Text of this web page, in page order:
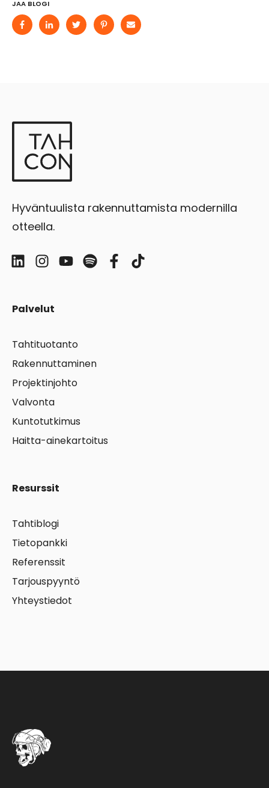
JAA BLOGI
Hyväntuulista rakennuttamista modernilla
otteella.
Palvelut
Tahtituotanto
Rakennuttaminen
Projektinjohto
Valvonta
Kuntotutkimus
Haitta-ainekartoitus
Resurssit
Tahtiblogi
Tietopankki
Referenssit
Tarjouspyyntö
Yhteystiedot